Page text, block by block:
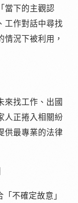
當下的主觀認
工作對話中尋找
況下被利用，
來找工作、出國
人正捲入相關紛
供最專業的法律
不確定故意」